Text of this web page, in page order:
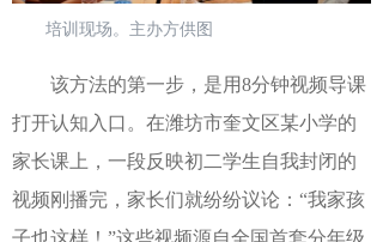
培训现场。主办方供图
该方法的第一步，是用8分钟视频导课
打开认知入口。在潍坊市奎文区某小学的
家长课上，一段反映初二学生自我封闭的
视频刚播完，家长们就纷纷议论：“我家孩